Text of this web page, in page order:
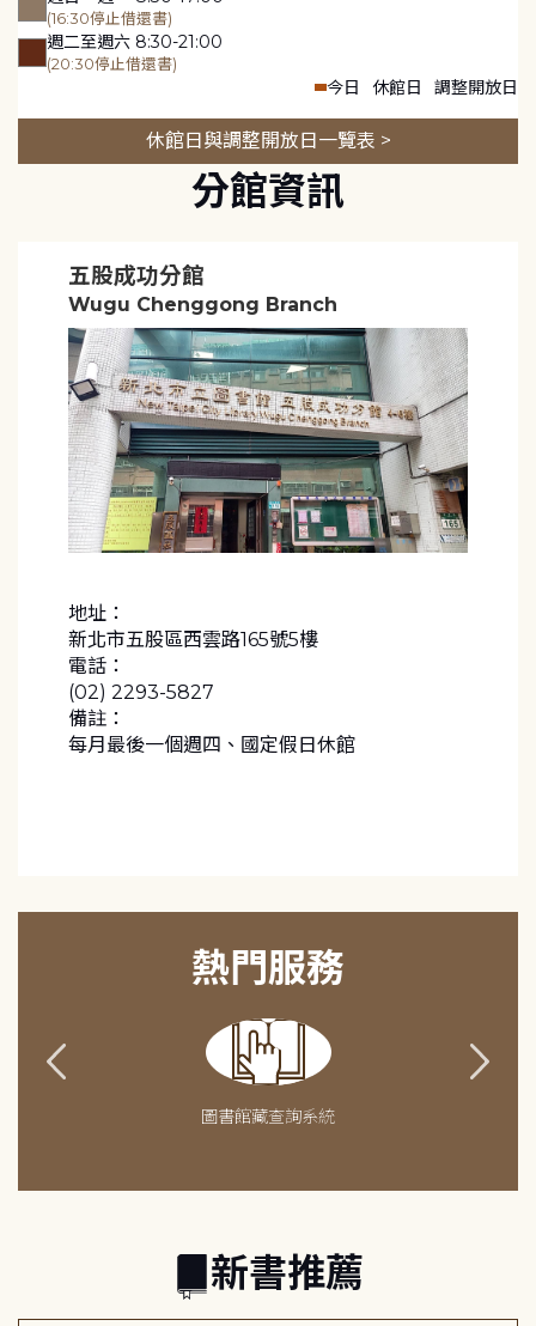
(16:30停止借還書)
週二至週六 8:30-21:00
(20:30停止借還書)
今日 休館日 調整開放日
休館日與調整開放日一覽表 >
分館資訊
五股成功分館
Wugu Chenggong Branch
地址：
新北市五股區西雲路165號5樓
電話：
(02) 2293-5827
備註：
每月最後一個週四、國定假日休館
熱門服務
圖書館藏查詢系統
新書推薦